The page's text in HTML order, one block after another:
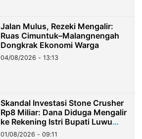
Jalan Mulus, Rezeki Mengalir:
Ruas Cimuntuk–Malangnengah
Dongkrak Ekonomi Warga
04/08/2026 - 13:13
Skandal Investasi Stone Crusher
Rp8 Miliar: Dana Diduga Mengalir
ke Rekening Istri Bupati Luwu
Timur
01/08/2026 - 09:11